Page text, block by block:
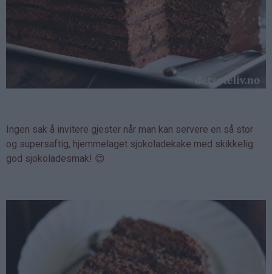
Ingen sak å invitere gjester når man kan servere en så stor
og supersaftig, hjemmelaget sjokoladekake med skikkelig
god sjokoladesmak! 😊